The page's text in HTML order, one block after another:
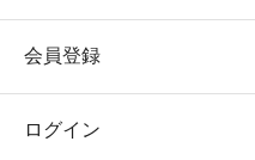
会員登録
ログイン